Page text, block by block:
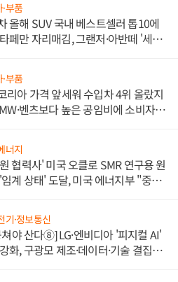
부품
올해 SUV 국내 베스트셀러 톱10에
페만 자리매김, 그랜저·아반떼 '세단
부품
리아 가격 앞세워 수입차 4위 올랐지
벤츠보다 높은 공임비에 소비자
너지
협력사' 미국 오클로 SMR 연구용 원
계 상태' 도달, 미국 에너지부 "중요
기·정보통신
야 산다⑧] LG·엔비디아 '피지컬 AI'
화, 구광모 제조·데이터·기술 결집